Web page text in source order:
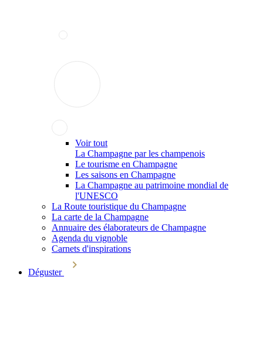
Voir tout
La Champagne par les champenois
Le tourisme en Champagne
Les saisons en Champagne
La Champagne au patrimoine mondial de
l'UNESCO
La Route touristique du Champagne
La carte de la Champagne
Annuaire des élaborateurs de Champagne
Agenda du vignoble
Carnets d'inspirations
Déguster